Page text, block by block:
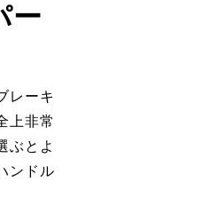
ー
レーキ
上非常
ぶとよ
ンドル